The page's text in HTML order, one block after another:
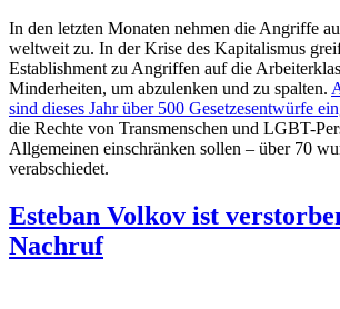
In den letzten Monaten nehmen die Angriffe
weltweit zu. In der Krise des Kapitalismus
Establishment zu Angriffen auf die
Minderheiten, um abzulenken und zu spalten.
sind dieses Jahr über 500 Gesetzesentwürfe
die Rechte von Transmenschen und LGBT-
Allgemeinen einschränken sollen – über 70
verabschiedet.
Esteban Volkov ist
Nachruf